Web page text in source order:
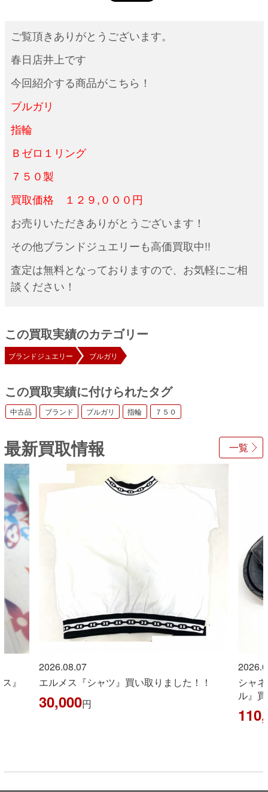
ご覧頂きありがとうございます。
春日店井上です
今回紹介する商品がこちら！
ブルガリ
指輪
Ｂゼロ１リング
７５０製
買取価格 １２９,０００円
お売りいただきありがとうございます！
その他ブランドジュエリーも高価買取中!!
査定は無料となっておりますので、お気軽にご相
談ください！
この買取実績のカテゴリー
ブランドジュエリー ブルガリ
この買取実績に付けられたタグ
中古品 ブランド ブルガリ 指輪 ７５０
一覧
最新買取情報
』
2026.08.07
エルメス『シャツ』買い取りました！！
30,000円
シャ
ル』